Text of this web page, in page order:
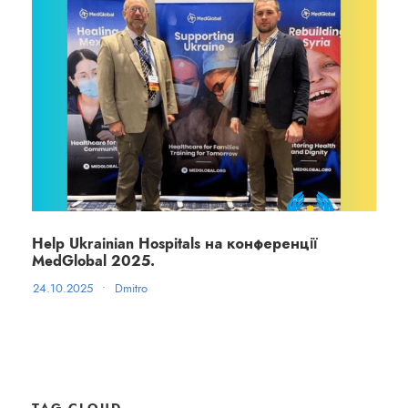
Help Ukrainian Hospitals на конференції
MedGlobal 2025.
24.10.2025 • Dmitro